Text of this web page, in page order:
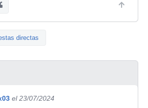
directas
el 23/07/2024